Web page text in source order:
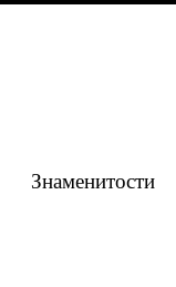
Знаменитости